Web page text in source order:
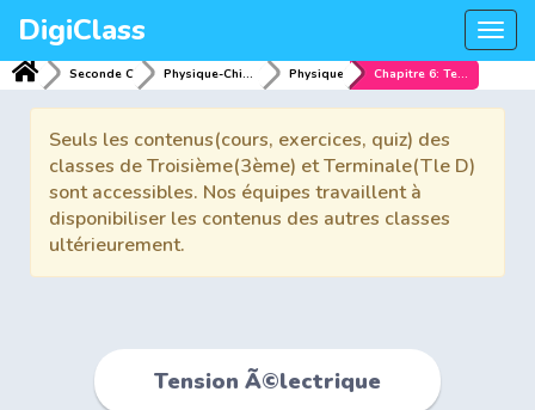
DigiClass
Seconde C Physique-Chimie Physique Chapitre 6: Tension Ã©lectrique
Seuls les contenus(cours, exercices, quiz) des
classes de Troisième(3ème) et Terminale(Tle D)
sont accessibles. Nos équipes travaillent à
disponibiliser les contenus des autres classes
ultérieurement.
Tension Ã©lectrique